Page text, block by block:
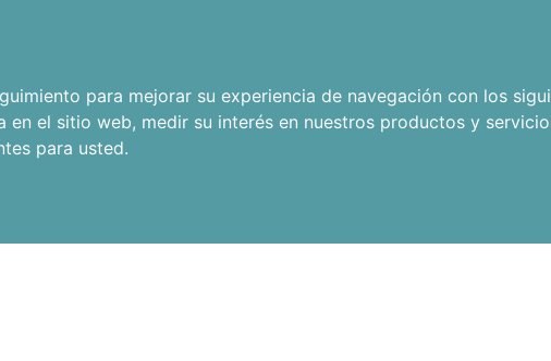
para mejorar su experiencia de navegación con los
en el sitio web, medir su interés en nuestros productos y
para usted.